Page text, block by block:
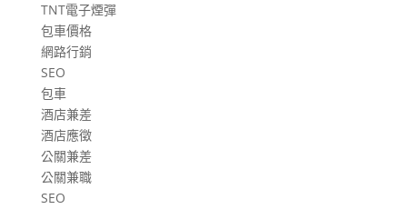
TNT電子煙彈
包車價格
網路行銷
SEO
包車
酒店兼差
酒店應徵
公關兼差
公關兼職
SEO